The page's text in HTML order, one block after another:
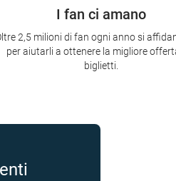
I fan ci amano
2,5 milioni di fan ogni anno si
per aiutarli a ottenere la migliore
biglietti.